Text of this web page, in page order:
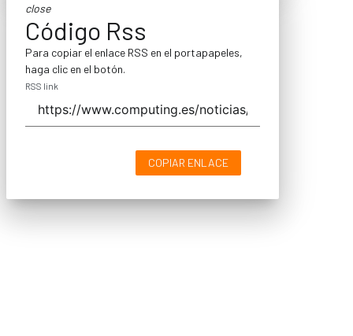
close
Código Rss
Para copiar el enlace RSS en el portapapeles,
haga clic en el botón.
RSS link
COPIAR ENLACE